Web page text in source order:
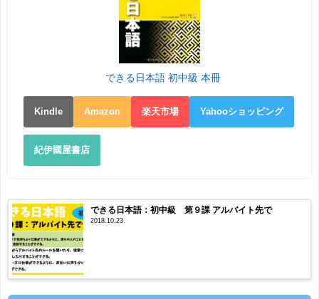
できる日本語 初中級 本冊
Kindle Amazon 楽天市場 Yahooショッピング
紀伊國屋書店
できる日本語：初中級 第９課 アルバイト先で
2018.10.23